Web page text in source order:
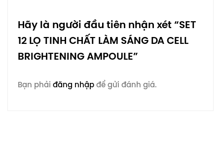
Hãy là người đầu tiên nhận xét “SET
12 LỌ TINH CHẤT LÀM SÁNG DA CELL
BRIGHTENING AMPOULE”
Bạn phải đăng nhậpđể gửi đánh giá.